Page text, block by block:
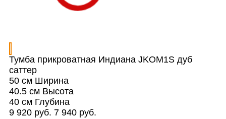
Тумба прикроватная Индиана JKOM1S дуб
саттер
50 смШирина
40.5 смВысота
40 смГлубина
9 920 руб. 7 940 руб.